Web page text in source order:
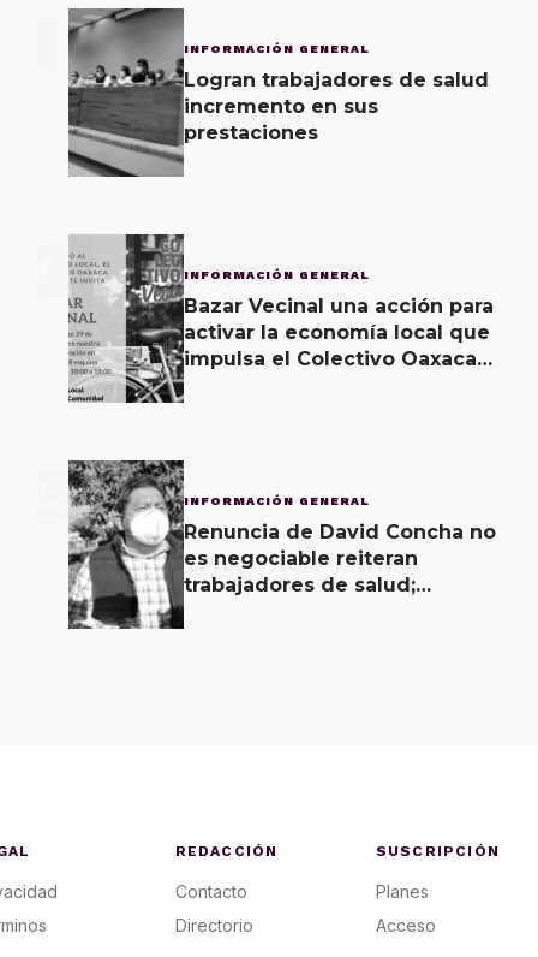
INFORMACIÓN GENERAL
Logran trabajadores de salud
incremento en sus
prestaciones
2 INFORMACIÓN GENERAL
Bazar Vecinal una acción para
activar la economía local que
impulsa el Colectivo Oaxaca
3 INFORMACIÓN GENERAL
Renuncia de David Concha no
es negociable reiteran
trabajadores de salud;
REDACCIÓN
Contacto
Directorio
SUSCRIPCIÓN
Planes
Acceso